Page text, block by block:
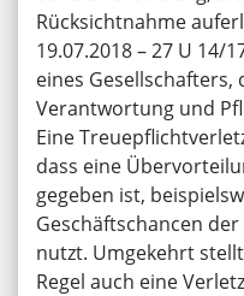
Rücksichtnahme
19.07.2018 – 27 U 14/
eines
Verantwortung und
Eine
dass eine
gegeben ist,
Geschäftschancen
nutzt. Umgekehrt
Regel auch eine